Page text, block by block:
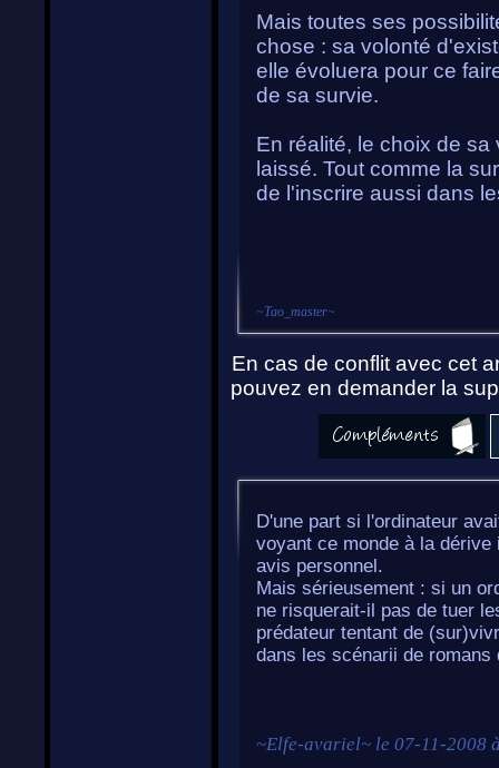
Mais toutes ses
chose : sa volonté
elle évoluera pour ce
de sa survie.
En réalité, le choix de
laissé. Tout comme la
de l'inscrire aussi dans
~Tao_master~
En cas de conflit avec cet
pouvez en demander la
D'une part si l'ordinateur
voyant ce monde à la
avis personnel.
Mais sérieusement : si un
ne risquerait-il pas de tuer
prédateur tentant de
dans les scénarii de romans
~Elfe-avariel~ le 07-11-2008